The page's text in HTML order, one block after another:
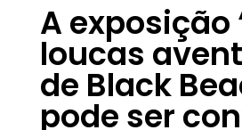
A exposição
loucas
de Black
pode ser